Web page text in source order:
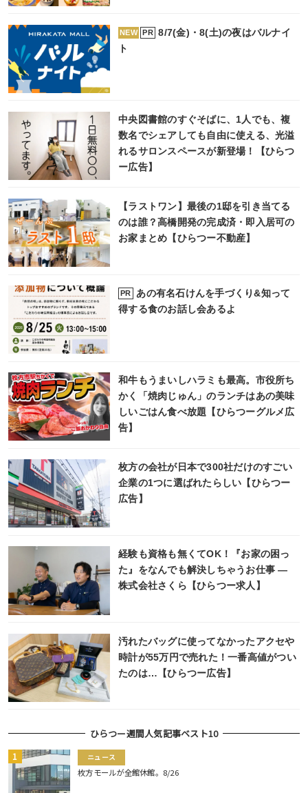
NEW PR
8/7(金)・8(土)の夜はバルナイ
ト
中央図書館のすぐそばに、1人でも、複
数名でシェアしても自由に使える、光溢
れるサロンスペースが新登場！【ひらつ
ー広告】
【ラストワン】最後の1邸を引き当てる
のは誰？高橋開発の完成済・即入居可の
お家まとめ【ひらつー不動産】
PR
あの有名石けんを手づくり&知って
得する食のお話し会あるよ
和牛もうまいしハラミも最高。市役所ち
かく「焼肉じゅん」のランチはあの美味
しいごはん食べ放題【ひらつーグルメ広
告】
枚方の会社が日本で300社だけのすごい
企業の1つに選ばれたらしい【ひらつー
広告】
経験も資格も無くてOK！『お家の困っ
た』をなんでも解決しちゃうお仕事 ―
株式会社さくら【ひらつー求人】
汚れたバッグに使ってなかったアクセや
時計が55万円で売れた！一番高値がつい
たのは…【ひらつー広告】
ひらつー週間人気記事ベスト10
ニュース
枚方モールが全館休館。8/26